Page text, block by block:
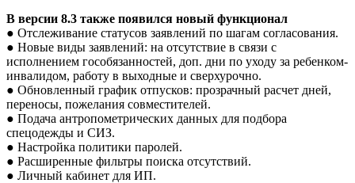
В версии 8.3 также появился новый функционал
● Отслеживание статусов заявлений по шагам согласования.
● Новые виды заявлений: на отсутствие в связи с
исполнением гособязанностей, доп. дни по уходу за ребенком-
инвалидом, работу в выходные и сверхурочно.
● Обновленный график отпусков: прозрачный расчет дней,
переносы, пожелания совместителей.
● Подача антропометрических данных для подбора
спецодежды и СИЗ.
● Настройка политики паролей.
● Расширенные фильтры поиска отсутствий.
● Личный кабинет для ИП.